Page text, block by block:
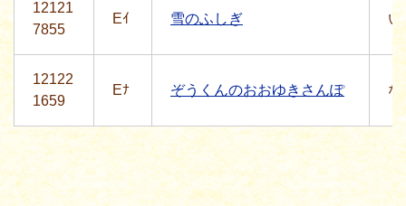
12121
7855
Eｲ 雪のふしぎ い
12122
1659
Eﾅ ぞうくんのおおゆきさんぽ な